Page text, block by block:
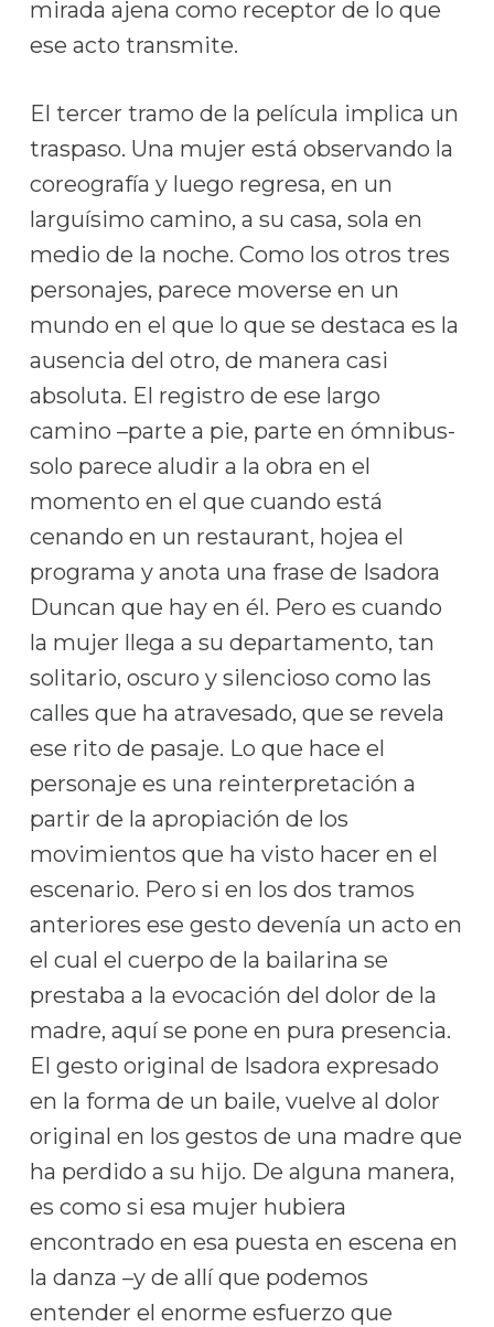
mirada ajena como receptor de lo que
ese acto transmite.
El tercer tramo de la película implica un
traspaso. Una mujer está observando la
coreografía y luego regresa, en un
larguísimo camino, a su casa, sola en
medio de la noche. Como los otros tres
personajes, parece moverse en un
mundo en el que lo que se destaca es la
ausencia del otro, de manera casi
absoluta. El registro de ese largo
camino –parte a pie, parte en ómnibus-
solo parece aludir a la obra en el
momento en el que cuando está
cenando en un restaurant, hojea el
programa y anota una frase de Isadora
Duncan que hay en él. Pero es cuando
la mujer llega a su departamento, tan
solitario, oscuro y silencioso como las
calles que ha atravesado, que se revela
ese rito de pasaje. Lo que hace el
personaje es una reinterpretación a
partir de la apropiación de los
movimientos que ha visto hacer en el
escenario. Pero si en los dos tramos
anteriores ese gesto devenía un acto en
el cual el cuerpo de la bailarina se
prestaba a la evocación del dolor de la
madre, aquí se pone en pura presencia.
El gesto original de Isadora expresado
en la forma de un baile, vuelve al dolor
original en los gestos de una madre que
ha perdido a su hijo. De alguna manera,
es como si esa mujer hubiera
encontrado en esa puesta en escena en
la danza –y de allí que podemos
entender el enorme esfuerzo que